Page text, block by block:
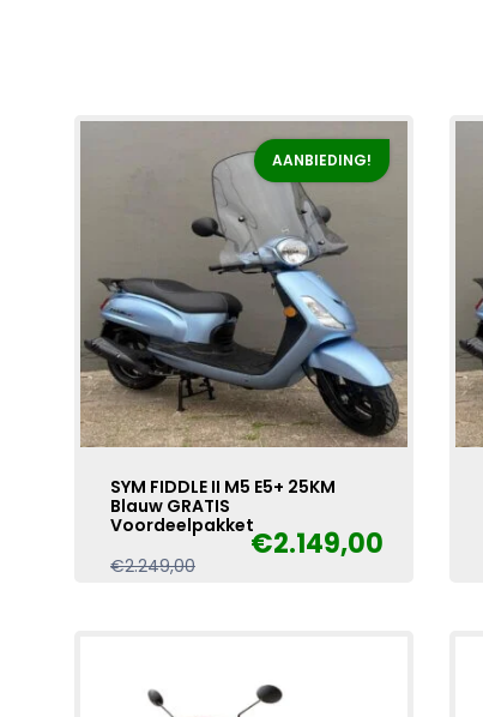
AANBIEDING!
SYM FIDDLE II M5 E5+ 25KM
Blauw GRATIS
Voordeelpakket
€2.249,00Oorspronkelijke
€2.149,00
Huidige